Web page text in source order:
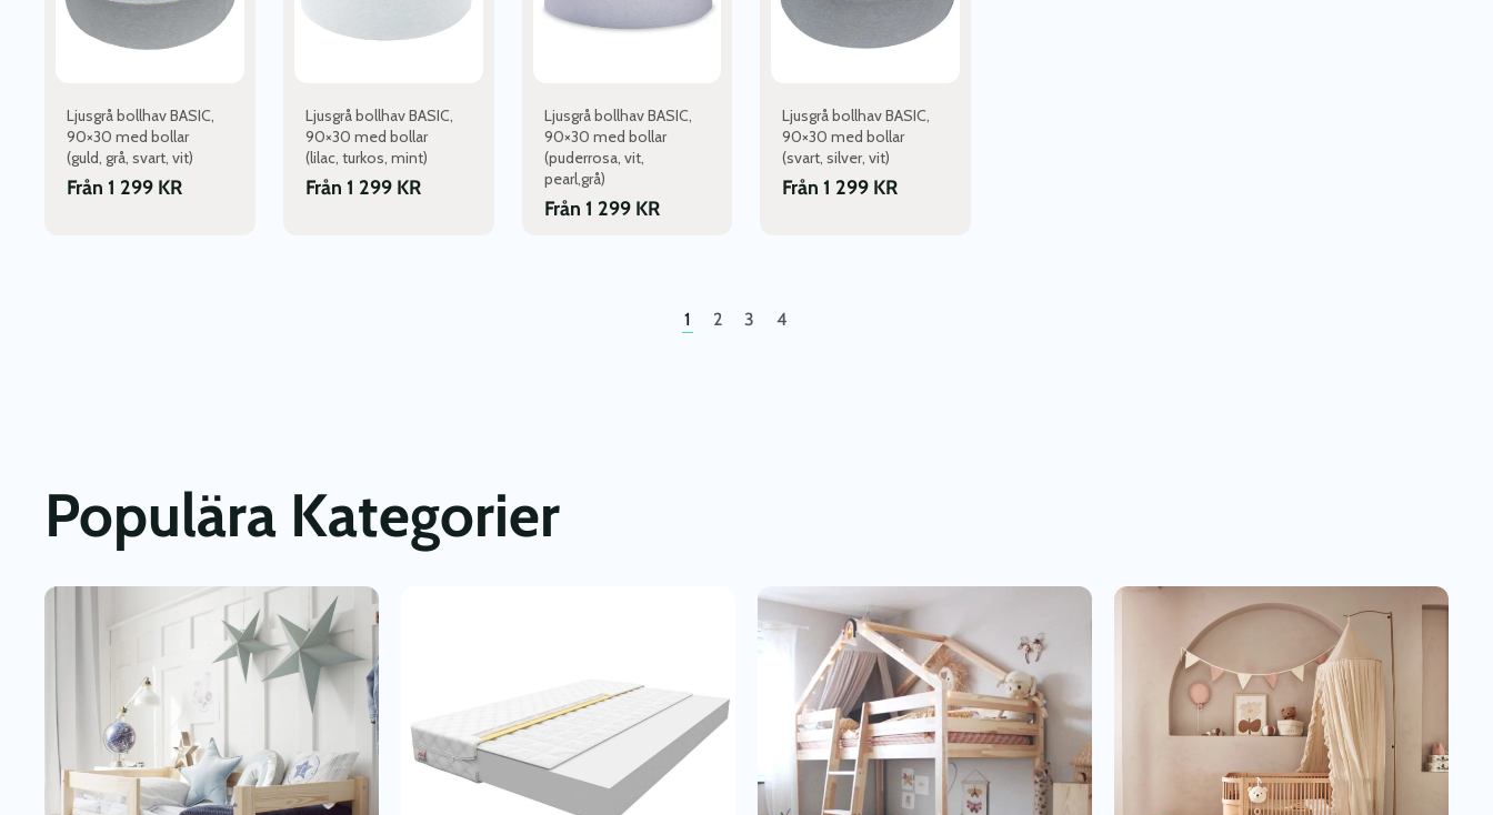
Ljusgrå bollhav BASIC,
90×30 med bollar
(guld, grå, svart, vit)
Från 1 299 KR
De
väljas
produktsidan
Ljusgrå bollhav BASIC,
90×30 med bollar
(lilac, turkos, mint)
Från 1 299 KR
väljas
produktsidan
Ljusgrå bollhav BASIC,
90×30 med bollar
(puderrosa, vit,
pearl,grå)
Från 1 299 KR
De
väljas
produktsidan
Ljusgrå bollhav BASIC,
90×30 med bollar
(svart, silver, vit)
Från 1 299 KR
De
väljas
produktsidan
1 2 3 4
Populära Kategorier